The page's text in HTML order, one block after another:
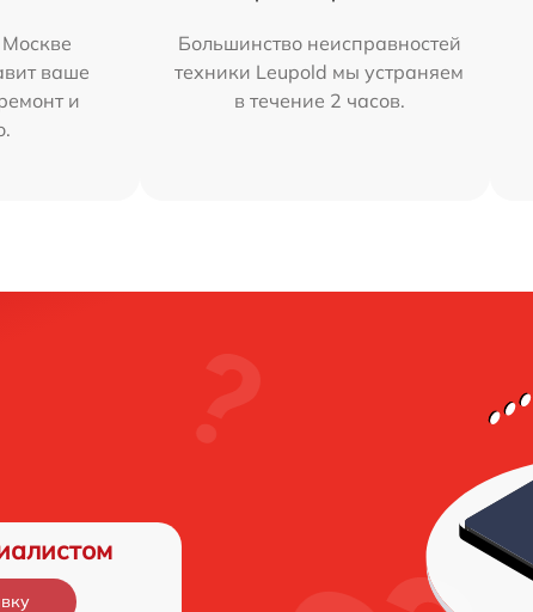
ваше
и
Большинство неисправностей
техники Leupold мы устраняем
в течение 2 часов.